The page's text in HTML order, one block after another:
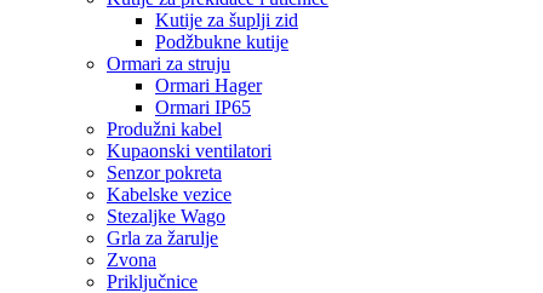
Kutije za šuplji zid
Podžbukne kutije
Ormari za struju
Ormari Hager
Ormari IP65
Produžni kabel
Kupaonski ventilatori
Senzor pokreta
Kabelske vezice
Stezaljke Wago
Grla za žarulje
Zvona
Priključnice